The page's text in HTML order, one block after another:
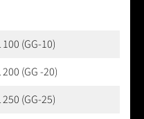
100 (GG-10)
200 (GG -20)
250 (GG-25)